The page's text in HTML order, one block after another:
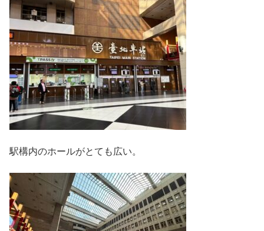
駅構内のホールがとても広い。